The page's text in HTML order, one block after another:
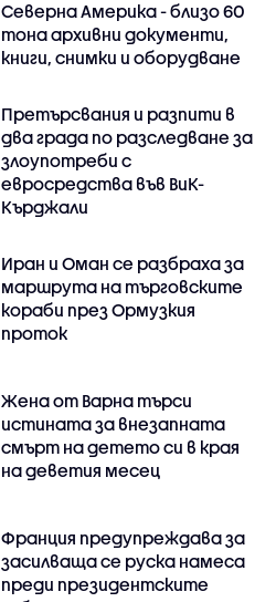
Северна Америка - близо 60
тона архивни документи,
книги, снимки и оборудване
Претърсвания и разпити в
два града по разследване за
злоупотреби с
евросредства във ВиК-
Кърджали
Иран и Оман се разбраха за
маршрута на търговските
кораби през Ормузкия
проток
Жена от Варна търси
истината за внезапната
смърт на детето си в края
на деветия месец
Франция предупреждава за
засилваща се руска намеса
преди президентските